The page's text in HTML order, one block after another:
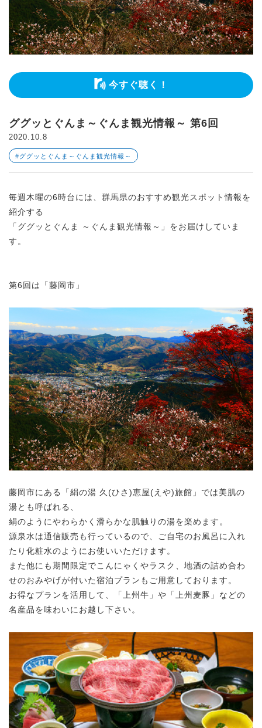
今すぐ聴く！
ググッとぐんま～ぐんま観光情報～ 第6回
2020.10.8
#ググッとぐんま～ぐんま観光情報～
毎週木曜の6時台には、群馬県のおすすめ観光スポット情報を
紹介する
「ググッとぐんま ～ぐんま観光情報～」をお届けしていま
す。
第6回は「藤岡市」
藤岡市にある「絹の湯 久(ひさ)恵屋(えや)旅館」では美肌の
湯とも呼ばれる、
絹のようにやわらかく滑らかな肌触りの湯を楽めます。
源泉水は通信販売も行っているので、ご自宅のお風呂に入れ
たり化粧水のようにお使いいただけます。
また他にも期間限定でこんにゃくやラスク、地酒の詰め合わ
せのおみやげが付いた宿泊プランもご用意しております。
お得なプランを活用して、「上州牛」や「上州麦豚」などの
名産品を味わいにお越し下さい。